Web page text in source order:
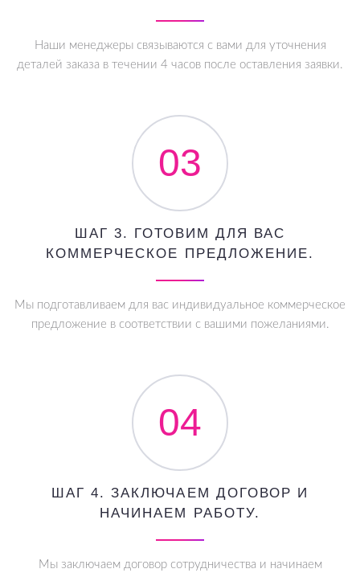
Наши менеджеры связываются с вами для уточнения
деталей заказа в течении 4 часов после оставления заявки.
03
ШАГ 3. ГОТОВИМ ДЛЯ ВАС
КОММЕРЧЕСКОЕ ПРЕДЛОЖЕНИЕ.
Мы подготавливаем для вас индивидуальное коммерческое
предложение в соответствии с вашими пожеланиями.
04
ШАГ 4. ЗАКЛЮЧАЕМ ДОГОВОР И
НАЧИНАЕМ РАБОТУ.
Мы заключаем договор сотрудничества и начинаем